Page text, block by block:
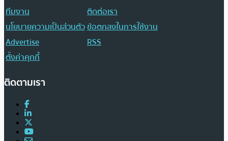
ทีมงาน
ติดต่อเรา
นโยบายความเป็นส่วนตัวข้อตกลงในการใช้งาน
Advertise
RSS
ตั้งค่าคุกกี้
ติดตามเรา